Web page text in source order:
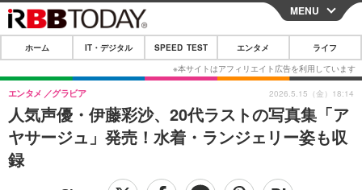
CLOSE
ホーム
IT・デジタル
IT・デジタルTOP スマートフォン
ガジェット・ツール
ショッピング その他
SPEED TEST
エンタメ
MENU
ホーム IT・デジタル SPEED TEST エンタメ ライフ
人気声優・伊藤彩沙、20代ラストの写真集「ア
ヤサージュ」発売！水着・ランジェリー姿も収
録
エンタメ グラビア 2026.5.15（金）18:14